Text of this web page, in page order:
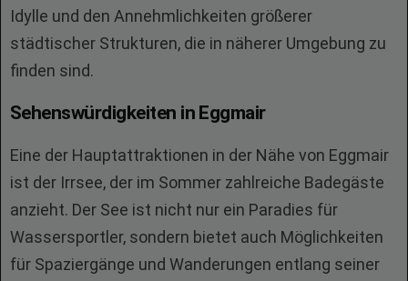
Idylle und den Annehmlichkeiten größerer
städtischer Strukturen, die in näherer Umgebung zu
finden sind.
Sehenswürdigkeiten in Eggmair
Eine der Hauptattraktionen in der Nähe von Eggmair
ist der Irrsee, der im Sommer zahlreiche Badegäste
anzieht. Der See ist nicht nur ein Paradies für
Wassersportler, sondern bietet auch Möglichkeiten
für Spaziergänge und Wanderungen entlang seiner